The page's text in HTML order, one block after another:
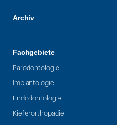
Archiv
Fachgebiete
Parodontologie
Implantologie
Endodontologie
Kieferorthopädie